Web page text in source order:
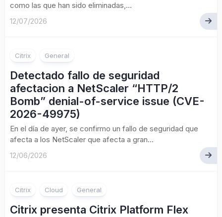
como las que han sido eliminadas,...
12/07/2026
Citrix General
Detectado fallo de seguridad
afectacion a NetScaler “HTTP/2
Bomb” denial-of-service issue (CVE-
2026-49975)
En el día de ayer, se confirmo un fallo de seguridad que
afecta a los NetScaler que afecta a gran...
12/06/2026
Citrix Cloud General
Citrix presenta Citrix Platform Flex